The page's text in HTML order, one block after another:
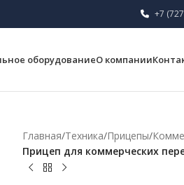
+7
оборудованиеО компании
Главная/Техника/Прицепы/
Прицеп для коммерческих